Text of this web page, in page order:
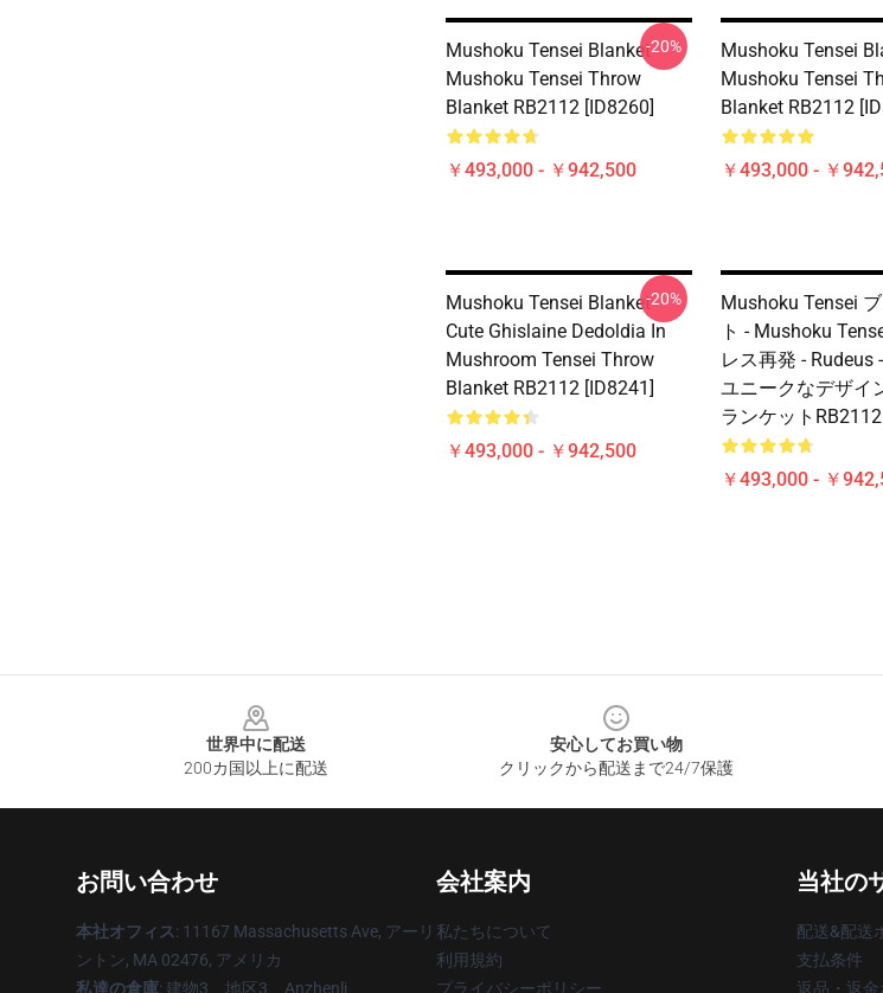
Mushoku Tensei Blanket -
Mushoku Tensei Throw
Blanket RB2112 [ID8260]
￥493,000 - ￥942,500
-20%
Mushoku Tensei
Mushoku Tensei
Blanket RB2112
￥493,000 - ￥
Mushoku Tensei Blanket -
Cute Ghislaine Dedoldia In
Mushroom Tensei Throw
Blanket RB2112 [ID8241]
￥493,000 - ￥942,500
-20%
Mushoku Tensei
ト - Mushoku
レス再発 - Rudeus
ユニークなデザイ
ランケット
￥493,000 - ￥
世界中に配送
200カ国以上に配送
安心してお買い物
クリックから配送まで24/7保護
お問い合わせ
本社オフィス: 11167 Massachusetts Ave, アーリ
ントン, MA 02476, アメリカ
私達の倉庫: 建物3、地区3、Anzhenli、
会社案内
私たちについて
利用規約
プライバシーポリシー
当社の
配送&配送
支払条件
返品・返